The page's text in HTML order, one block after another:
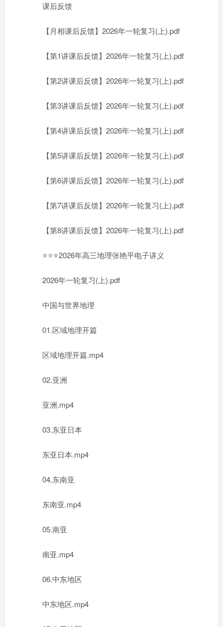
课后反馈
【月相课后反馈】2026年一轮复习(上).pdf
【第1讲课后反馈】2026年一轮复习(上).pdf
【第2讲课后反馈】2026年一轮复习(上).pdf
【第3讲课后反馈】2026年一轮复习(上).pdf
【第4讲课后反馈】2026年一轮复习(上).pdf
【第5讲课后反馈】2026年一轮复习(上).pdf
【第6讲课后反馈】2026年一轮复习(上).pdf
【第7讲课后反馈】2026年一轮复习(上).pdf
【第8讲课后反馈】2026年一轮复习(上).pdf
⭐⭐⭐2026年高三地理张艳平电子讲义
2026年一轮复习(上).pdf
中国与世界地理
01.区域地理开篇
区域地理开篇.mp4
02.亚洲
亚洲.mp4
03.东亚日本
东亚日本.mp4
04.东南亚
东南亚.mp4
05.南亚
南亚.mp4
06.中东地区
中东地区.mp4